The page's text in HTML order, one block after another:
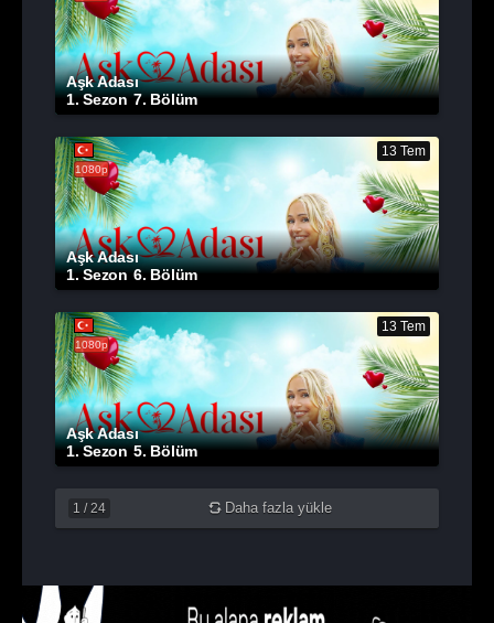
Aşk Adası
1. Sezon7. Bölüm
1080p
13 Tem
Aşk Adası
1. Sezon6. Bölüm
1080p
13 Tem
Aşk Adası
1. Sezon5. Bölüm
1 / 24 Daha fazla yükle